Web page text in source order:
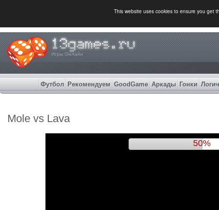
This website uses cookies to ensure you get
Игры Онлайн
Футбол Рекомендуем GoodGame Аркады Гонки
Mole vs Lava
53%